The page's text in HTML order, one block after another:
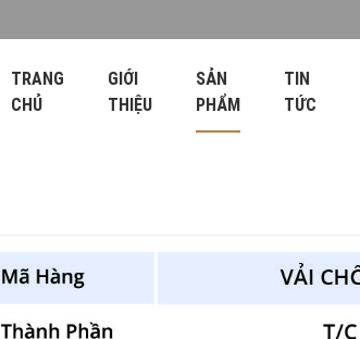
TRANG
CHỦ
GIỚI
THIỆU
SẢN
PHẨM
TIN
TỨC